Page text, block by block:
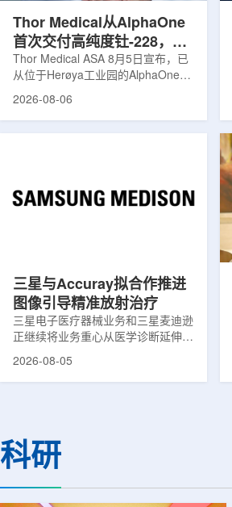
Thor Medical从AlphaOne
首次交付高纯度钍-228，商
业供货启动
Thor Medical ASA 8月5日宣布，已
从位于Herøya工业园的AlphaOne生
产设施完成首批高纯度钍-228(Th-
工业规模制造的开始，首批客户交付
表明公司已完成从产能建设到利用首
2026-08-06
三星与Accuray拟合作推进
图像引导精准放射治疗
三星电子医疗器械业务和三星麦迪逊
正继续将业务重心从医学诊断延伸至
治疗领域。8月5日，三星HME美国
CT扫描仪BodyTom与Accuray机器
人放射外科平台CyberKnife相结合。
2026-08-05
科研